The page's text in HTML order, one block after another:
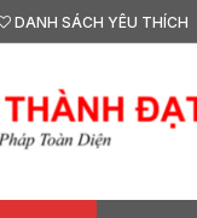
DANH SÁCH YÊU THÍCH